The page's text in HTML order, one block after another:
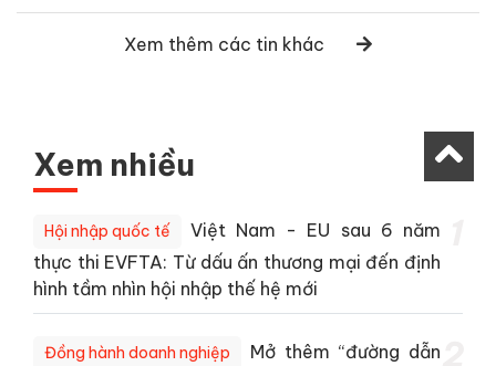
Xem thêm các tin khác
Xem nhiều
Hội nhập quốc tế
Việt Nam - EU sau 6 năm
thực thi EVFTA: Từ dấu ấn thương mại đến định
hình tầm nhìn hội nhập thế hệ mới
Đồng hành doanh nghiệp
Mở thêm “đường dẫn